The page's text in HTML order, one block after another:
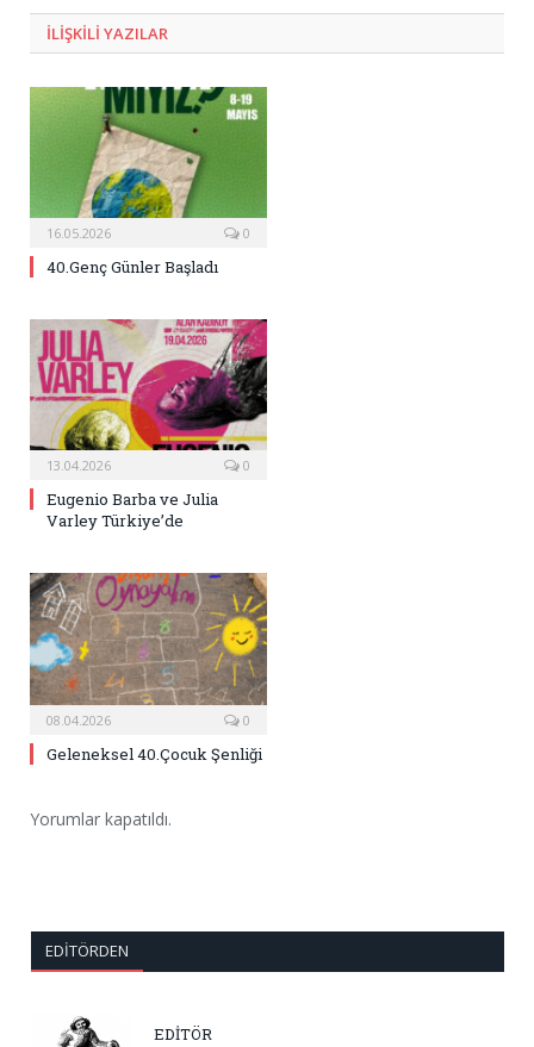
ILIŞKILI YAZILAR
16.05.2026 0
40.Genç Günler Başladı
13.04.2026 0
Eugenio Barba ve Julia
Varley Türkiye’de
08.04.2026 0
Geleneksel 40.Çocuk Şenliği
Yorumlar kapatıldı.
EDITÖRDEN
EDİTÖR